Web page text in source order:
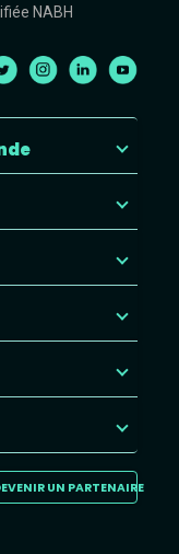
NABH
UN PARTENAIRE